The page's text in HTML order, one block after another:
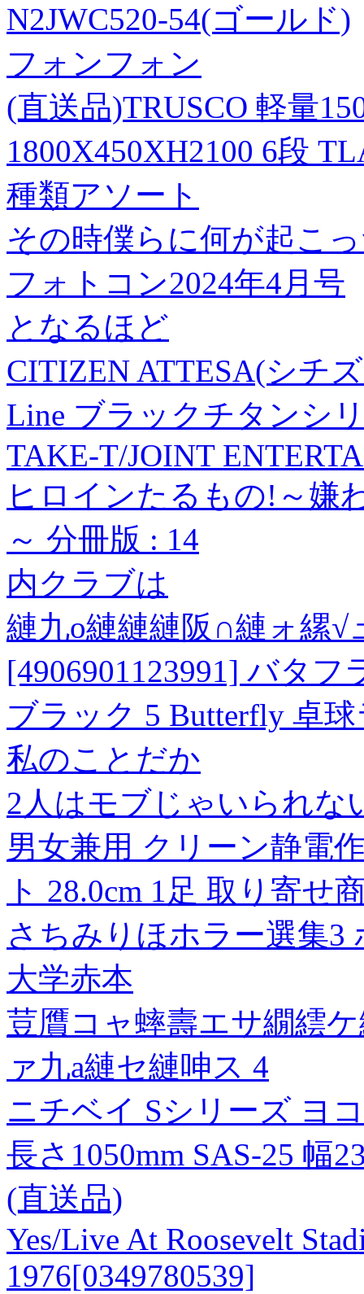
N2JWC520-54(ゴールド)
フォンフォン
(直送品)TRUSCO 軽量
1800X450XH2100 6段
種類アソート
その時僕らに何が起こ
フォトコン2024年4月号
となるほど
CITIZEN ATTESA(シチ
Line ブラックチタンシ
TAKE-T/JOINT
ヒロインたるもの!～嫌
～ 分冊版 : 14
内クラブは
縺九o縺縺縺阪∩縺ォ縲√
[4906901123991] バタ
ブラック 5 Butterfly 卓
私のことだか
2人はモブじゃいられな
男女兼用 クリーン静電
ト 28.0cm 1足 取り寄せ
さちみりほホラー選集3
大学赤本
荳贋コャ蟀壽エサ繝繧
ァ九a縺セ縺呻ス 4
ニチベイ Sシリーズ ヨ
長さ1050mm SAS-25 幅
(直送品)
Yes/Live At Roosevelt
1976[0349780539]